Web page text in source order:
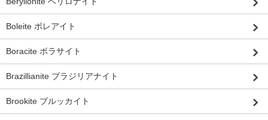
Boleite ボレアイト
Boracite ボラサイト
Brazillianite ブラジリアナイト
Brookite ブルッカイト